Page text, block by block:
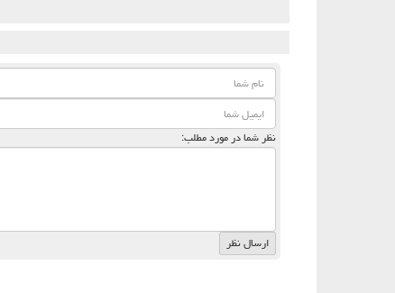
نظر شما در مورد مطلب: